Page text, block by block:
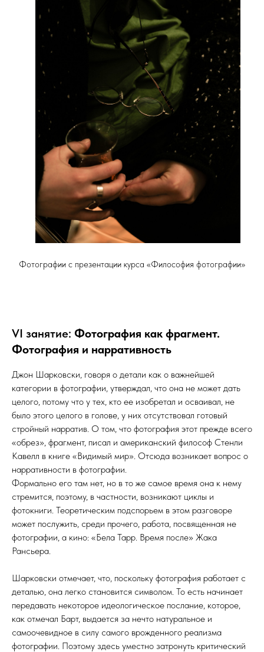
Фотографии с презентации курса «Философия фотографии»
VI занятие: Фотография как фрагмент.
Фотография и нарративность
Джон Шарковски, говоря о детали как о важнейшей
категории в фотографии, утверждал, что она не может дать
целого, потому что у тех, кто ее изобретал и осваивал, не
было этого целого в голове, у них отсутствовал готовый
стройный нарратив. О том, что фотография этот прежде всего
«обрез», фрагмент, писал и американский философ Стенли
Кавелл в книге «Видимый мир». Отсюда возникает вопрос о
нарративности в фотографии.
Формально его там нет, но в то же самое время она к нему
стремится, поэтому, в частности, возникают циклы и
фотокниги. Теоретическим подспорьем в этом разговоре
может послужить, среди прочего, работа, посвященная не
фотографии, а кино: «Бела Тарр. Время после» Жака
Рансьера.
Шарковски отмечает, что, поскольку фотография работает с
деталью, она легко становится символом. То есть начинает
передавать некоторое идеологическое послание, которое,
как отмечал Барт, выдается за нечто натуральное и
самоочевидное в силу самого врожденного реализма
фотографии. Поэтому здесь уместно затронуть критический